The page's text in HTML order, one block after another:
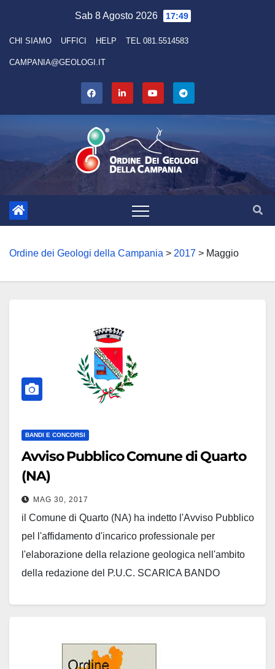
content
Sab 8 Agosto 2026 17:49
CHI SIAMO UFFICI HELP TEL 081.5514583
CAMPANIA@GEOLOGI.IT
Ordine dei Geologi della Campania > 2017 > Maggio
BANDI E CONCORSI
Avviso Pubblico Comune di Quarto
(NA)
MAG 30, 2017
il Comune di Quarto (NA) ha indetto l'Avviso Pubblico
pel l'affidamento d'incarico professionale per
l'elaborazione della relazione geologica nell'ambito
della redazione del P.U.C. SCARICA BANDO